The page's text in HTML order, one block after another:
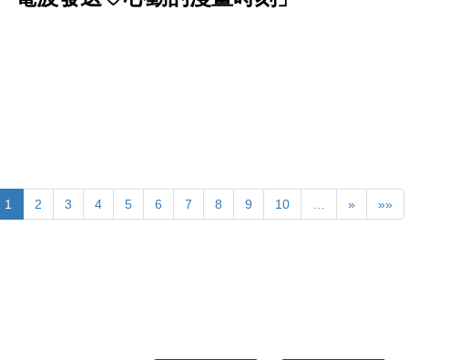
1 2 3 4 5 6 7 8 9 10 … » »»